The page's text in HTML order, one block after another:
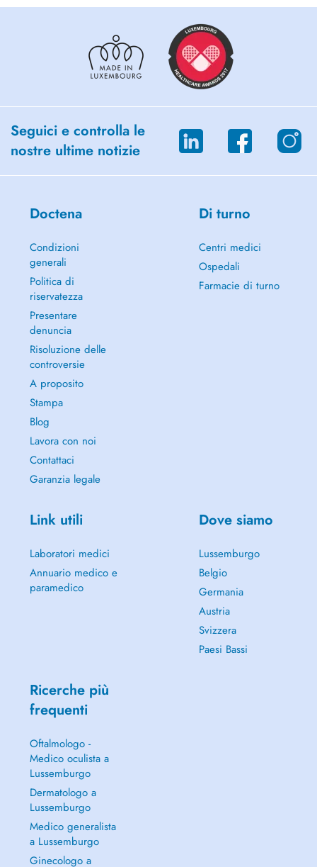
Seguici e controlla le
nostre ultime notizie
Doctena
Condizioni
generali
Politica di
riservatezza
Presentare
denuncia
Risoluzione delle
controversie
A proposito
Stampa
Blog
Lavora con noi
Contattaci
Garanzia legale
Di turno
Centri medici
Ospedali
Farmacie di turno
Link utili
Laboratori medici
Annuario medico e
paramedico
Dove siamo
Lussemburgo
Belgio
Germania
Austria
Svizzera
Paesi Bassi
Ricerche più
frequenti
Oftalmologo -
Medico oculista a
Lussemburgo
Dermatologo a
Lussemburgo
Medico generalista
a Lussemburgo
Ginecologo a